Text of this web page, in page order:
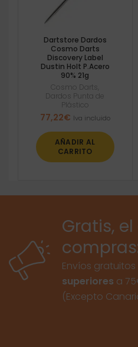
Dartstore Dardos
Cosmo Darts
Discovery Label
Dustin Holt P.Acero
90% 21g
Cosmo Darts
Dardos Punta de
Plástico
77,22€ Iva incluido
AÑADIR AL
CARRITO
Gratis,
Envíos
superiores a
(Excepto